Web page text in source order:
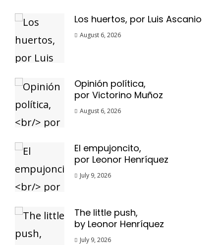
Los huertos, por Luis Ascanio
August 6, 2026
Opinión política,
por Victorino Muñoz
August 6, 2026
El empujoncito,
por Leonor Henríquez
July 9, 2026
The little push,
by Leonor Henríquez
July 9, 2026